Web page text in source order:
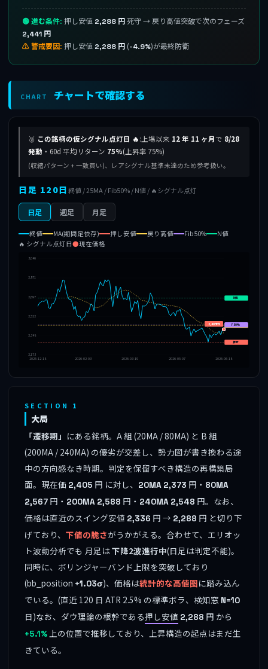
🟢 進む条件: 押し安値 2,288 円 死守 → 戻り高値突破で次のフェーズ
2,441 円
⚠ 警戒要因: 押し安値 2,288 円 (-4.9%)が最終防衛
CHART チャートで確認する
🥈 この銘柄の仮シグナル点灯日 🔥:上場以来 12 年 11 ヶ月で 8/28
発動 ・60d 平均リターン 75%(上昇率 75%)
(収縮パターン + 一致買い)、レアシグナル基準未達のため参考扱い。
日足 120日終値 / 25MA / Fib50% / N値 / 🔥シグナル点灯
日足 週足 月足
終値 MA(期間足依存) 押し安値 戻り高値 Fib50%
N値
🔥 シグナル点灯日●現在価格
3,046
2,871
2,697
2,522
2,348
2,173
2025-12-18
2026-02-03 2026-03-19 2026-05-07 2026-06-18
押安
戻高
F50%
N値
2,405円
SECTION 1
大局
「遷移期」 にある銘柄。A 組 (20MA / 80MA) と B 組
(200MA / 240MA) の優劣が交差し、勢力図が書き換わる途
中の方向感なき時期。判定を保留すべき構造の再構築局
面。現在価 2,405 円 に対し、 20MA 2,373 円・ 80MA
2,567 円・ 200MA 2,588 円・ 240MA 2,548 円。なお、
価格は直近のスイング安値 2,336 円 → 2,288 円 と切り下
げており、 下値の脆さがうかがえる。合わせて、エリオッ
ト波動分析でも 月足は下降2波進行中(日足は判定不能)。
同時に、ボリンジャーバンド上限を突破しており
(bb_position +1.03σ)、価格は統計的な高値圏に踏み込ん
でいる。(直近 120 日 ATR 2.5% の標準ボラ、検知窓 N=10
日)なお、ダウ理論の根幹である押し安値 2,288 円 から
+5.1%上の位置で推移しており、上昇構造の起点はまだ生
きている。